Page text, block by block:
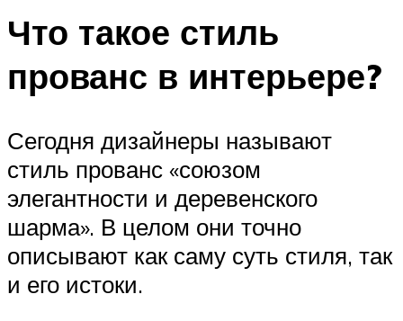
Что такое стиль
прованс в интерьере?
Сегодня дизайнеры называют
стиль прованс «союзом
элегантности и деревенского
шарма». В целом они точно
описывают как саму суть стиля, так
и его истоки.